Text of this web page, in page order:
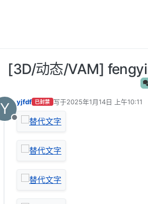
[3D/动态/VAM]
Y
离线
yjfdf 已封禁 写于2025年1月14日 上午10:11
最后由 编辑